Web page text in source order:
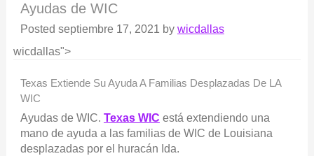
Ayudas de WIC
Posted septiembre 17, 2021 by wicdallas
wicdallas">
Texas Extiende Su Ayuda A Familias Desplazadas De LA
WIC
Ayudas de WIC. Texas WIC está extendiendo una
mano de ayuda a las familias de WIC de Louisiana
desplazadas por el huracán Ida.